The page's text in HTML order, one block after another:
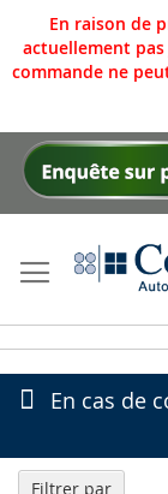
En raison de
actuellement
commande ne
Allez
En cas de
Filtrer par